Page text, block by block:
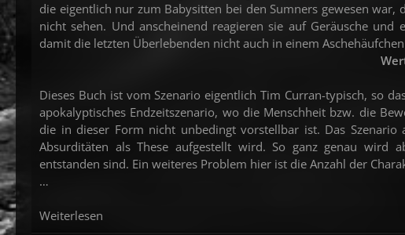
die eigentlich nur zum Babysitten bei den Sumners gewesen
nicht sehen. Und anscheinend reagieren sie auf Geräusche
damit die letzten Überlebenden nicht auch in einem
Dieses Buch ist vom Szenario eigentlich Tim Curran-typisch, so
apokalyptisches Endzeitszenario, wo die Menschheit bzw. die
die in dieser Form nicht unbedingt vorstellbar ist. Das
Absurditäten als These aufgestellt wird. So ganz genau wird
entstanden sind. Ein weiteres Problem hier ist die Anzahl der
…
Weiterlesen